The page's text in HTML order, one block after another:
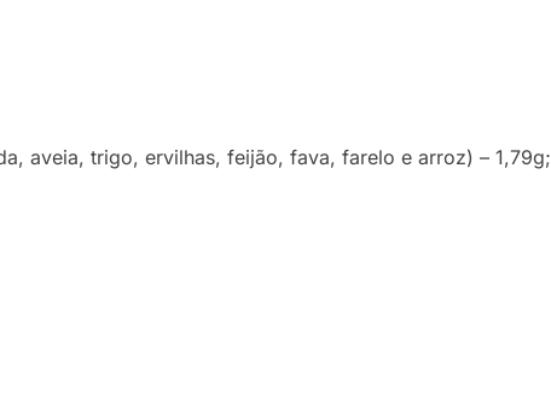
aveia, trigo, ervilhas, feijão, fava, farelo e arroz) – 1,79g;